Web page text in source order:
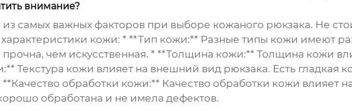
внимание?
из самых важных факторов при выборе кожаного рюкзака. Не
кожи: * **Тип кожи:** Разные типы кожи имеют
чем искусственная. * **Толщина кожи:** Толщина кожи
Текстура кожи влияет на внешний вид рюкзака. Есть гладкая
обработки кожи:** Качество обработки кожи влияет
обработана и не имела дефектов.